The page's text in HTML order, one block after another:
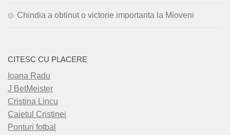
Chindia a obtinut o victorie importanta la Mioveni
CITESC CU PLACERE
Ioana Radu
J BetMeister
Cristina Lincu
Caietul Cristinei
Ponturi fotbal